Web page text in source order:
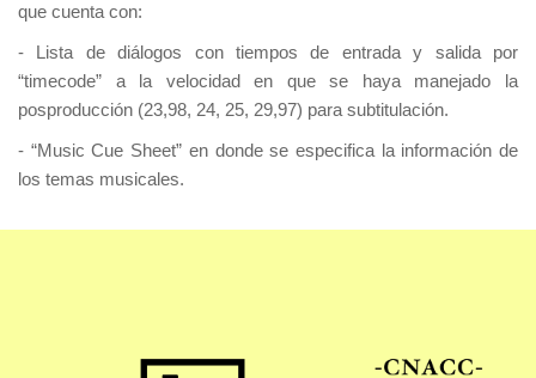
que cuenta con:
- Lista de diálogos con tiempos de entrada y salida por
“timecode” a la velocidad en que se haya manejado la
posproducción (23,98, 24, 25, 29,97) para subtitulación.
- “Music Cue Sheet” en donde se especifica la información de
los temas musicales.